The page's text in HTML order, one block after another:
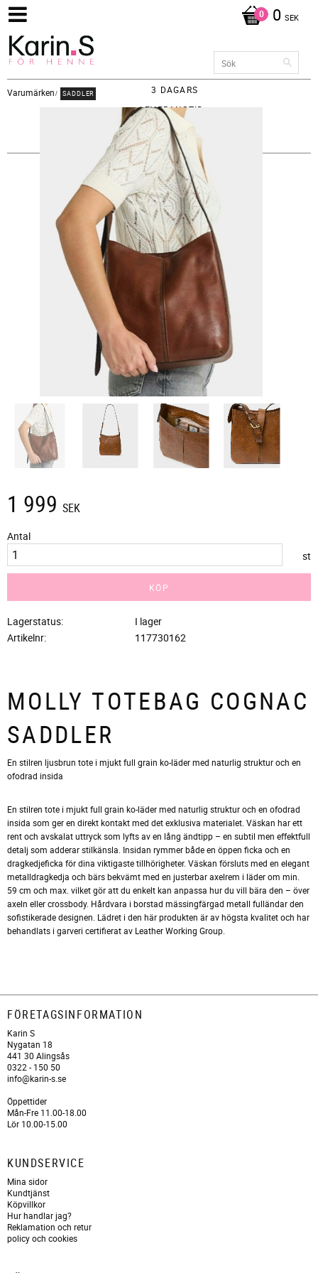
0 SEK
3 DAGARS
LEVERANSTID -
FRAKT 65KR
Varumärken SADDLER
1 999 SEK
Antal
st
KÖP
Lagerstatus
I lager
Artikelnr
117730162
MOLLY TOTEBAG COGNAC
SADDLER
En stilren ljusbrun tote i mjukt full grain ko-läder med naturlig struktur och en
ofodrad insida
En stilren tote i mjukt full grain ko-läder med naturlig struktur och en ofodrad
insida som ger en direkt kontakt med det exklusiva materialet. Väskan har ett
rent och avskalat uttryck som lyfts av en lång ändtipp – en subtil men effektfull
detalj som adderar stilkänsla. Insidan rymmer både en öppen ficka och en
dragkedjeficka för dina viktigaste tillhörigheter. Väskan försluts med en elegant
metalldragkedja och bärs bekvämt med en justerbar axelrem i läder om min.
59 cm och max. vilket gör att du enkelt kan anpassa hur du vill bära den – över
axeln eller crossbody. Hårdvara i borstad mässingfärgad metall fulländar den
sofistikerade designen. Lädret i den här produkten är av högsta kvalitet och har
behandlats i garveri certifierat av Leather Working Group.
FÖRETAGSINFORMATION
Karin S
Nygatan 18
441 30 Alingsås
0322 - 150 50
info@karin-s.se
Öppettider
Mån-Fre 11.00-18.00
Lör 10.00-15.00
KUNDSERVICE
Mina sidor
Kundtjänst
Köpvillkor
Hur handlar jag?
Reklamation och retur
policy och cookies